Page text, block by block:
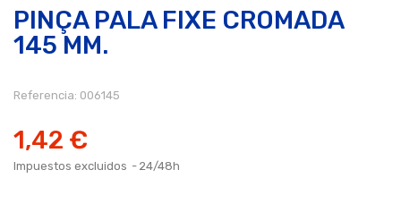
PINÇA PALA FIXE CROMADA
145 MM.
Referencia: 006145
1,42 €
Impuestos excluidos 24/48h